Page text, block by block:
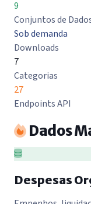
9
Conjuntos de
Sob demanda
Downloads
7
Categorias
27
Endpoints API
Dados
Despesas